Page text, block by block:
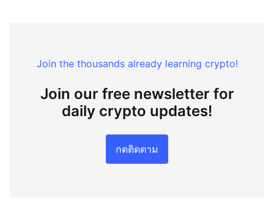
Join the thousands already learning crypto!
Join our free newsletter for
daily crypto updates!
กดติดตาม